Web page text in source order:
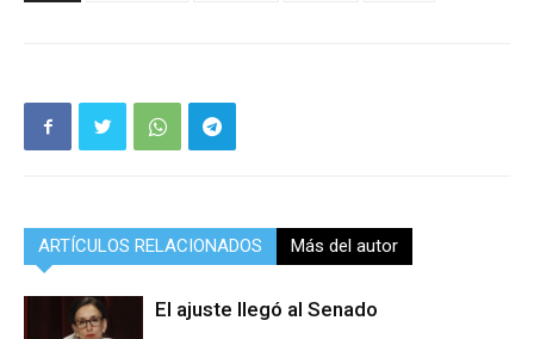
ARTÍCULOS RELACIONADOS Más del autor
El ajuste llegó al Senado